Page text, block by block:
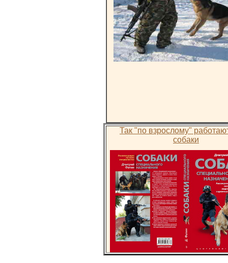
Так "по взрослому"
собаки